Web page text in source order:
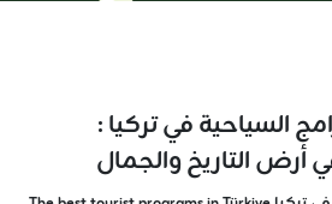
السياحية في تركيا :
أرض التاريخ والجمال